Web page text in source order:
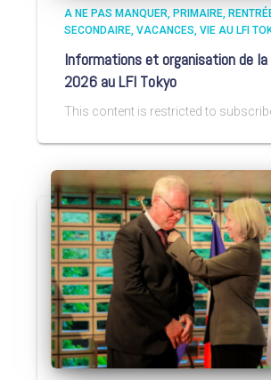
A NE PAS MANQUER PRIMAIRE
SECONDAIRE VACANCES VIE AU LFI
Informations et organisation de
2026 au LFI Tokyo
This content is restricted to